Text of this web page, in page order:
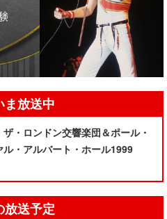
ま放送中
・ロンドン交響楽団＆ポール・
・アルバート・ホール1999
放送予定